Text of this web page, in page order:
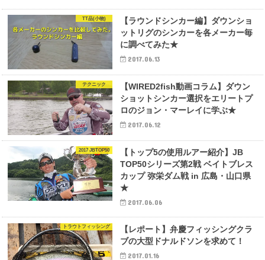
TT品(小物)
【ラウンドシンカー編】ダウンショ
ットリグのシンカーを各メーカー毎
に調べてみた★
2017.06.13
テクニック
【WIRED2fish動画コラム】ダウン
ショットシンカー選択をエリートプ
ロのジョン・マーレイに学ぶ★
2017.06.12
2017 JBTOP50
【トップ5の使用ルアー紹介】JB
TOP50シリーズ第2戦 ベイトブレス
カップ 弥栄ダム戦 in 広島・山口県
★
2017.06.06
トラウトフィッシング
【レポート】弁慶フィッシングクラ
ブの大型ドナルドソンを求めて！
2017.01.16